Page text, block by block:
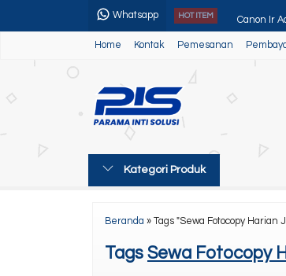
Whatsapp HOT ITEM Canon Ir
Alat
Kyocera
Kyocera
Home Kontak Pemesanan
Kategori Produk
Beranda » Tags "Sewa Fotocopy
Tags Sewa Fotocopy